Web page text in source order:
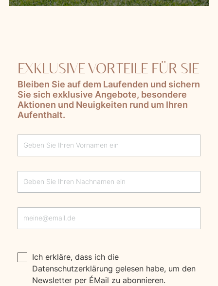
EXKLUSIVE VORTEILE FÜR SIE
Bleiben Sie auf dem Laufenden und sichern
Sie sich exklusive Angebote, besondere
Aktionen und Neuigkeiten rund um Ihren
Aufenthalt.
Ich erkläre, dass ich die
Datenschutzerklärung gelesen habe, um den
Newsletter per E‑Mail zu abonnieren.